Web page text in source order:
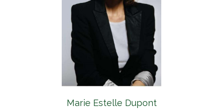
Marie Estelle Dupont